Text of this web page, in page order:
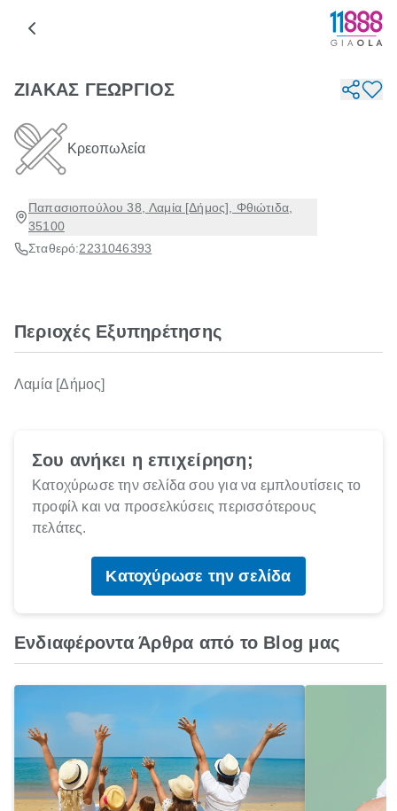
ΖΙΑΚΑΣ ΓΕΩΡΓΙΟΣ
Κρεοπωλεία
Παπασιοπούλου 38, Λαμία [Δήμος], Φθιώτιδα,
35100
Σταθερό:2231046393
Περιοχές Εξυπηρέτησης
Λαμία [Δήμος]
Σου ανήκει η επιχείρηση;
Κατοχύρωσε την σελίδα σου για να εμπλουτίσεις το
προφίλ και να προσελκύσεις περισσότερους
πελάτες.
Κατοχύρωσε την σελίδα
Ενδιαφέροντα Άρθρα από το Blog μας